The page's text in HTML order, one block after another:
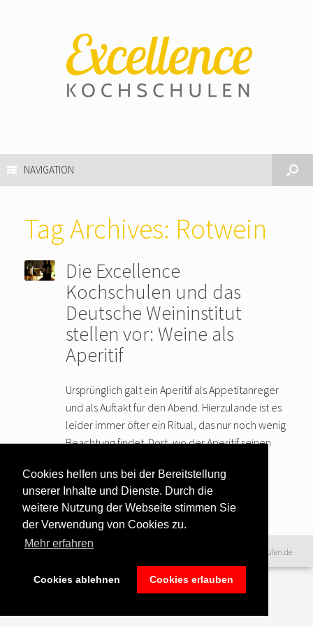
Cookies helfen uns bei der Bereitstellung
unserer Inhalte und Dienste. Durch die
weitere Nutzung der Webseite stimmen Sie
der Verwendung von Cookies zu.
Mehr erfahren
Cookies ablehnen Cookies erlauben
NAVIGATION
Tag Archives: Rotwein
Die Excellence
Kochschulen und das
Deutsche Weininstitut
stellen vor: Weine als
Aperitif
Ursprünglich galt ein Aperitif als Appetitanreger
und als Auftakt für den Abend. Hierzulande ist es
leider immer öfter ein Ritual, das nur noch wenig
Beachtung findet. Dort, wo der Aperitif seinen
Zügen … weiter lesen
Datenschutzerklärung
Haftungsausschluss|Impressum &
©2016 www.excellence-kochschulen.de